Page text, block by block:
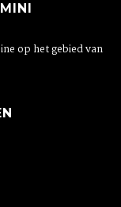
op het gebied van